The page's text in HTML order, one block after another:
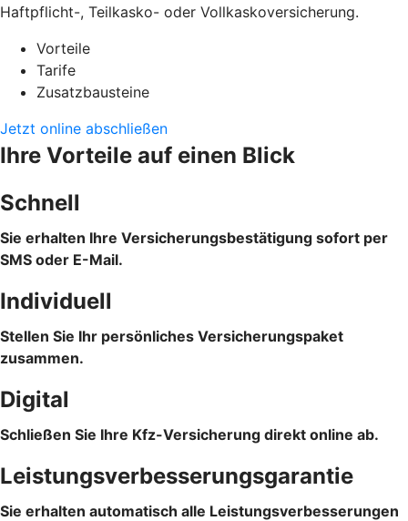
Haftpflicht-, Teilkasko- oder Vollkaskoversicherung.
Vorteile
Tarife
Zusatzbausteine
Jetzt online abschließen
Ihre Vorteile auf einen Blick
Schnell
Sie erhalten Ihre Versicherungsbestätigung sofort per
SMS oder E-Mail.
Individuell
Stellen Sie Ihr persönliches Versicherungspaket
zusammen.
Digital
Schließen Sie Ihre Kfz-Versicherung direkt online ab.
Leistungsverbesserungsgarantie
Sie erhalten automatisch alle Leistungsverbesserungen